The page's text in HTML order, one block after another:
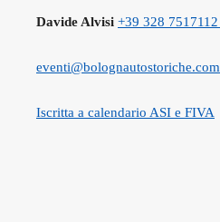
Davide Alvisi +39 328 7517112
eventi@bolognautostoriche.com
Iscritta a calendario ASI e FIVA